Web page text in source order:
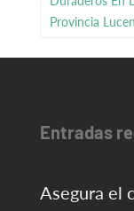
Provincia
Entradas
Asegura el